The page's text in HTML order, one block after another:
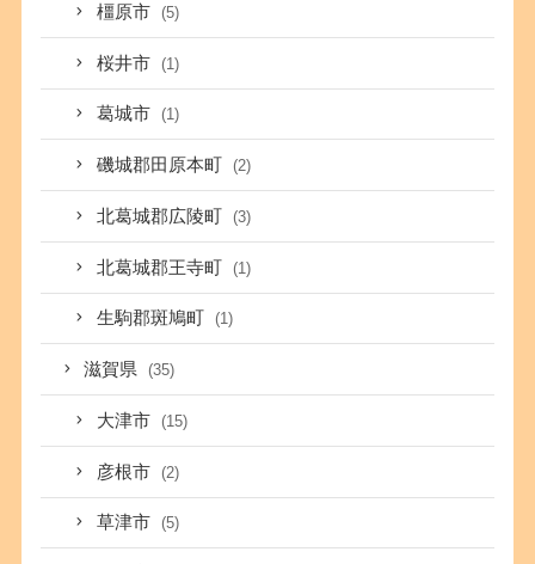
橿原市 (5)
桜井市 (1)
葛城市 (1)
磯城郡田原本町 (2)
北葛城郡広陵町 (3)
北葛城郡王寺町 (1)
生駒郡斑鳩町 (1)
滋賀県 (35)
大津市 (15)
彦根市 (2)
草津市 (5)